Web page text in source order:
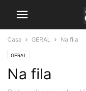
Casa GERAL Na fila
GERAL
Na fila